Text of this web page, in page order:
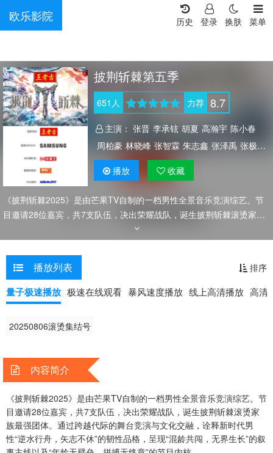
欧乐影院 菜单
换肤
登录
历史
披荆斩棘第五季
651 人 力荐 8.7
主演： 张晋 李承铉 胡夏 高瀚宇 陈小春
周柏豪 林晓峰 张智霖 朱志鑫 张泽禹 张极
左航 苏新皓 许魏洲 赞多
播放 收藏
《披荆斩棘2025》是由芒果TV自制的一档男性全景音乐竞演综艺。节
目邀请28位嘉宾，共7支队伍，决出荣耀战队，诞生披荆斩棘滚烫家族
最强团体。通过跨越代际的舞台竞演与文化交融，诠释新时代男性“逆
水行舟，矢志不休”的韧性品格，呈现“混龄共闯，无界生长”的叙事主线
以及“年龄无壁垒，拼搏无终章”的节目内核。
播放列表 排序
量子极速播放 极速在线观看 暴风速度播放 线上高清播放 高清
20250806滚烫集结号
内容简介
《披荆斩棘2025》是由芒果TV自制的一档男性全景音乐竞演综艺。节
目邀请28位嘉宾，共7支队伍，决出荣耀战队，诞生披荆斩棘滚烫家
族最强团体。通过跨越代际的舞台竞演与文化交融，诠释新时代男
性“逆水行舟，矢志不休”的韧性品格，呈现“混龄共闯，无界生长”的叙